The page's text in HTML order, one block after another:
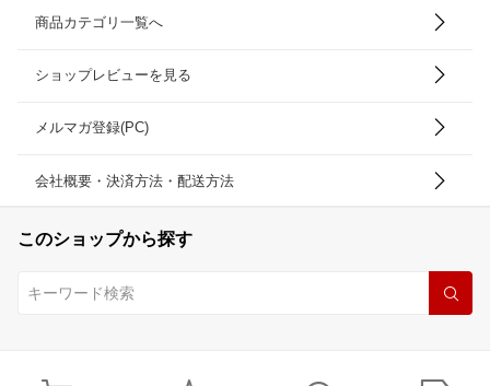
商品カテゴリ一覧へ
ショップレビューを見る
メルマガ登録(PC)
会社概要・決済方法・配送方法
このショップから探す